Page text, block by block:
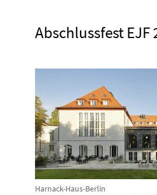
Abschlussfest EJF
Harnack-Haus-Berlin